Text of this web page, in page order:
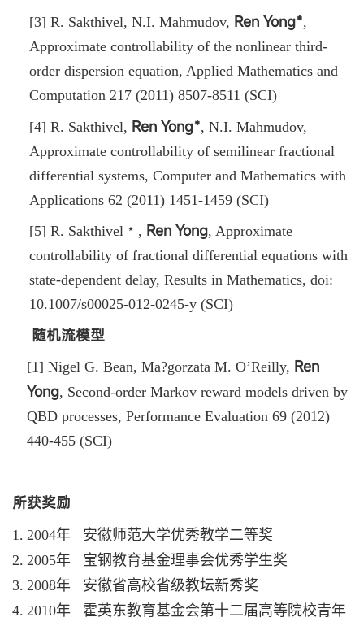
[3] R. Sakthivel, N.I. Mahmudov, Ren Yong﹡,
Approximate controllability of the nonlinear third-
order dispersion equation, Applied Mathematics and
Computation 217 (2011) 8507-8511 (SCI)
[4] R. Sakthivel, Ren Yong﹡, N.I. Mahmudov,
Approximate controllability of semilinear fractional
differential systems, Computer and Mathematics with
Applications 62 (2011) 1451-1459 (SCI)
[5] R. Sakthivel﹡, Ren Yong, Approximate
controllability of fractional differential equations with
state-dependent delay, Results in Mathematics, doi:
10.1007/s00025-012-0245-y (SCI)
随机流模型
[1] Nigel G. Bean, Ma?gorzata M. O’Reilly, Ren
Yong, Second-order Markov reward models driven by
QBD processes, Performance Evaluation 69 (2012)
440-455 (SCI)
所获奖励
1 . 2004年
安徽师范大学优秀教学二等奖
2. 2005年
宝钢教育基金理事会优秀学生奖
3. 2008年
安徽省高校省级教坛新秀奖
4. 2010年
霍英东教育基金会第十二届高等院校青年